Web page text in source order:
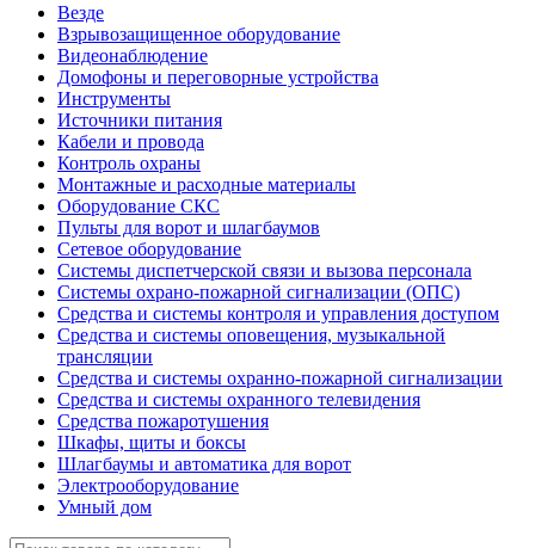
Везде
Взрывозащищенное оборудование
Видеонаблюдение
Домофоны и переговорные устройства
Инструменты
Источники питания
Кабели и провода
Контроль охраны
Монтажные и расходные материалы
Оборудование СКС
Пульты для ворот и шлагбаумов
Сетевое оборудование
Системы диспетчерской связи и вызова персонала
Системы охрано-пожарной сигнализации (ОПС)
Средства и системы контроля и управления доступом
Средства и системы оповещения, музыкальной
трансляции
Средства и системы охранно-пожарной сигнализации
Средства и системы охранного телевидения
Средства пожаротушения
Шкафы, щиты и боксы
Шлагбаумы и автоматика для ворот
Электрооборудование
Умный дом